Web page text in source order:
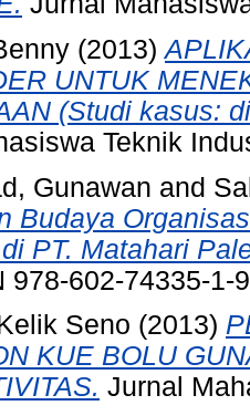
(2013)
UNTUK
(Studi kasus:
Teknik
Gunawan and
Budaya
PT. Matahari
978-602-74335-1-
Seno (2013)
KUE BOLU
Jurnal